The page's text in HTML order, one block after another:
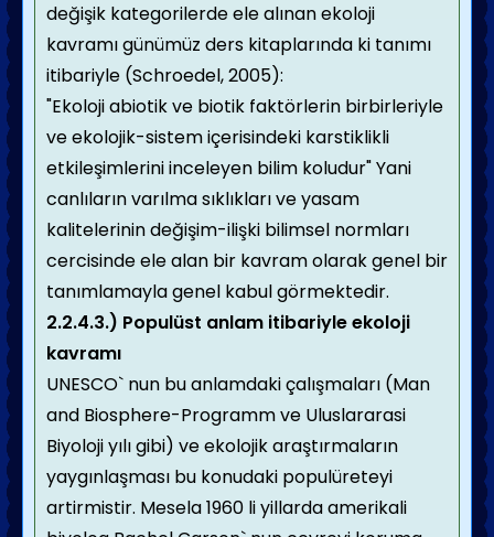
değişik kategorilerde ele alınan ekoloji
kavramı günümüz ders kitaplarında ki tanımı
itibariyle (Schroedel, 2005):
"Ekoloji abiotik ve biotik faktörlerin birbirleriyle
ve ekolojik-sistem içerisindeki karstiklikli
etkileşimlerini inceleyen bilim koludur" Yani
canlıların varılma sıklıkları ve yasam
kalitelerinin değişim-ilişki bilimsel normları
cercisinde ele alan bir kavram olarak genel bir
tanımlamayla genel kabul görmektedir.
2.2.4.3.) Populüst anlam itibariyle ekoloji
kavramı
UNESCO` nun bu anlamdaki çalışmaları (Man
and Biosphere-Programm ve Uluslararasi
Biyoloji yılı gibi) ve ekolojik araştırmaların
yaygınlaşması bu konudaki populüreteyi
artirmistir. Mesela 1960 li yillarda amerikali